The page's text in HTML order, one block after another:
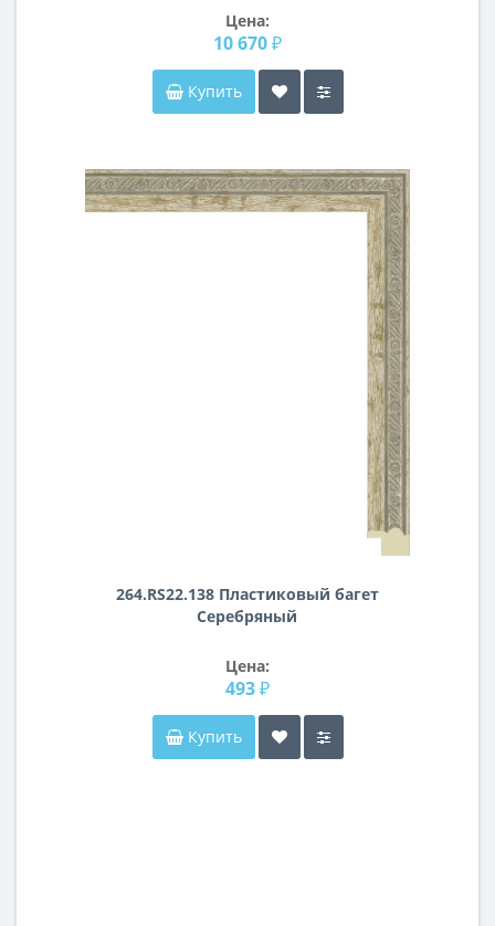
Цена:
10 670 ₽
Купить
264.RS22.138 Пластиковый багет
Серебряный
Цена:
493 ₽
Купить